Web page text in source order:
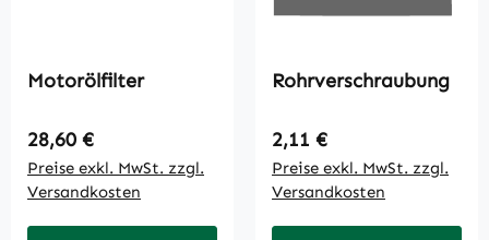
Motorölfilter
Regulärer Preis:
28,60 €
Preise exkl. MwSt. zzgl.
Versandkosten
Rohrverschraubung
Regulärer Preis:
2,11 €
Preise exkl. MwSt. zzgl.
Versandkosten